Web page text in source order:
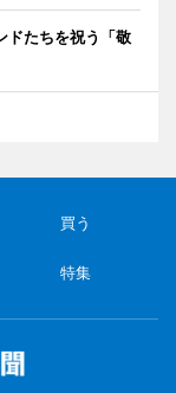
ドたちを祝う「敬
買う
特集